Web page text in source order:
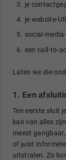
je
je website-
social-
een call-to-
Laten we die
1. Een
Ten eerste sluit
kan van alles
meest
of juist
uitstralen. Zo